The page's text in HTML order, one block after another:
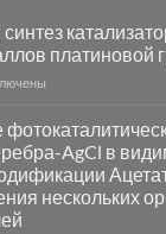
платиновой
AgCl в
нескольких